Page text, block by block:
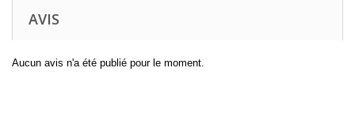
AVIS
Aucun avis n'a été publié pour le moment.